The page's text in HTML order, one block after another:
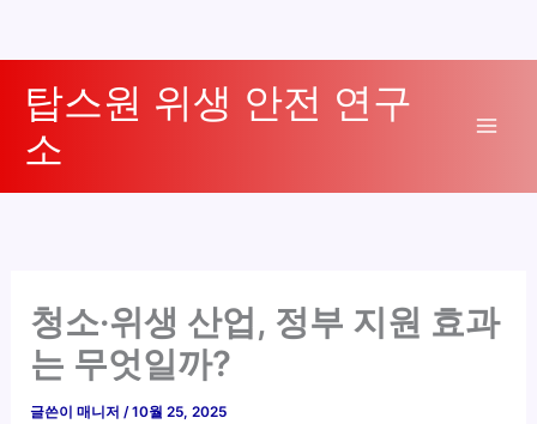
탑스원 위생 안전 연구
소
청소·위생 산업, 정부 지원 효과
는 무엇일까?
글쓴이매니저/10월 25, 2025